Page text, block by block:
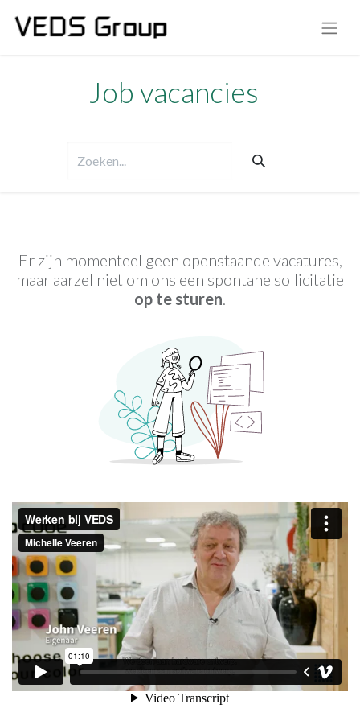
Job vacancies
Er zijn momenteel geen openstaande vacatures,
maar aarzel niet om ons een spontane sollicitatie
op te sturen.